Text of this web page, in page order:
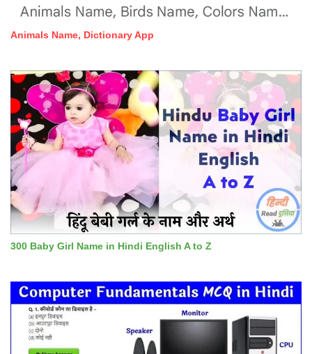
Animals Name, Dictionary App
300 Baby Girl Name in Hindi English A to Z